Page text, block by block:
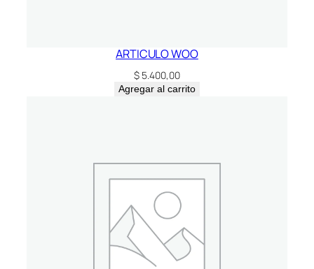
ARTICULO WOO
$ 5.400,00
Agregar al carrito